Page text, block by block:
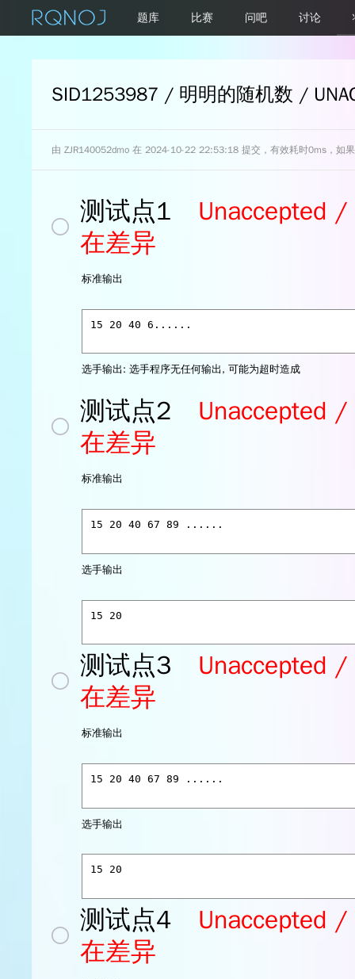
题库 比赛 问吧 讨论
SID1253987 / 明明的随机数 /
由 ZJR140052dmo 在 2024-10-22 22:53:18 提交，有效耗时0ms，如
测试点1
Unaccepted
在差异
标准输出
选手输出: 选手程序无任何输出, 可能为超时造成
测试点2
Unaccepted
在差异
标准输出
选手输出
测试点3
Unaccepted
在差异
标准输出
选手输出
测试点4
Unaccepted
在差异